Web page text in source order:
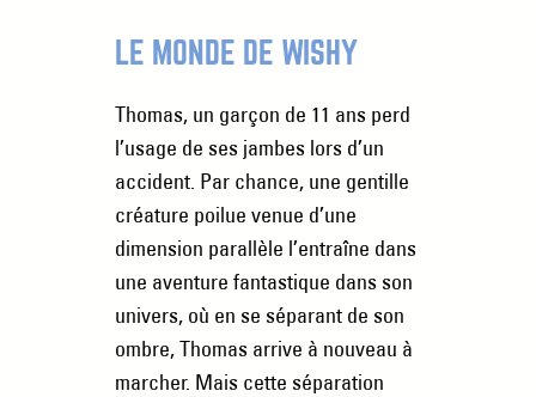
LE MONDE DE WISHY
Thomas, un garçon de 11 ans perd
l’usage de ses jambes lors d’un
accident. Par chance, une gentille
créature poilue venue d’une
dimension parallèle l’entraîne dans
une aventure fantastique dans son
univers, où en se séparant de son
ombre, Thomas arrive à nouveau à
marcher. Mais cette séparation